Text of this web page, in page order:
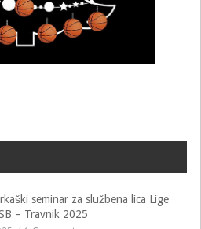
seminar za službena lica Lige
– Travnik 2025